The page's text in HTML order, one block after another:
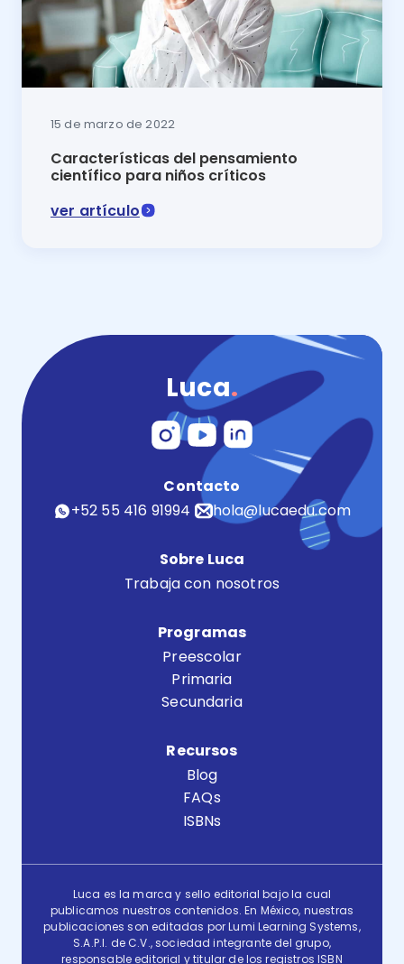
15 de marzo de 2022
Características del pensamiento
científico para niños críticos
ver artículo
Luca.
Contacto
+52 55 416 91994
hola@lucaedu.com
Sobre Luca
Trabaja con nosotros
Programas
Preescolar
Primaria
Secundaria
Recursos
Blog
FAQs
ISBNs
Luca es la marca y sello editorial bajo la cual
publicamos nuestros contenidos. En México, nuestras
publicaciones son editadas por Lumi Learning Systems,
S.A.P.I. de C.V., sociedad integrante del grupo,
responsable editorial y titular de los registros ISBN